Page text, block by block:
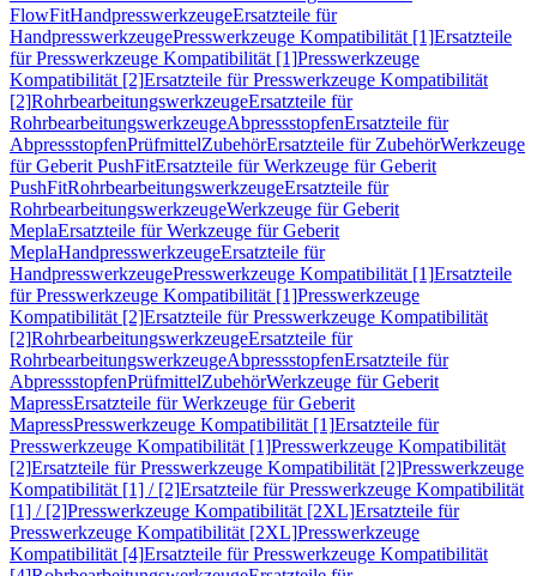
FlowFitHandpresswerkzeugeErsatzteile für
HandpresswerkzeugePresswerkzeuge Kompatibilität [1]Ersatzteile
für Presswerkzeuge Kompatibilität [1]Presswerkzeuge
Kompatibilität [2]Ersatzteile für Presswerkzeuge Kompatibilität
[2]RohrbearbeitungswerkzeugeErsatzteile für
RohrbearbeitungswerkzeugeAbpressstopfenErsatzteile für
AbpressstopfenPrüfmittelZubehörErsatzteile für ZubehörWerkzeuge
für Geberit PushFitErsatzteile für Werkzeuge für Geberit
PushFitRohrbearbeitungswerkzeugeErsatzteile für
RohrbearbeitungswerkzeugeWerkzeuge für Geberit
MeplaErsatzteile für Werkzeuge für Geberit
MeplaHandpresswerkzeugeErsatzteile für
HandpresswerkzeugePresswerkzeuge Kompatibilität [1]Ersatzteile
für Presswerkzeuge Kompatibilität [1]Presswerkzeuge
Kompatibilität [2]Ersatzteile für Presswerkzeuge Kompatibilität
[2]RohrbearbeitungswerkzeugeErsatzteile für
RohrbearbeitungswerkzeugeAbpressstopfenErsatzteile für
AbpressstopfenPrüfmittelZubehörWerkzeuge für Geberit
MapressErsatzteile für Werkzeuge für Geberit
MapressPresswerkzeuge Kompatibilität [1]Ersatzteile für
Presswerkzeuge Kompatibilität [1]Presswerkzeuge Kompatibilität
[2]Ersatzteile für Presswerkzeuge Kompatibilität [2]Presswerkzeuge
Kompatibilität [1] / [2]Ersatzteile für Presswerkzeuge Kompatibilität
[1] / [2]Presswerkzeuge Kompatibilität [2XL]Ersatzteile für
Presswerkzeuge Kompatibilität [2XL]Presswerkzeuge
Kompatibilität [4]Ersatzteile für Presswerkzeuge Kompatibilität